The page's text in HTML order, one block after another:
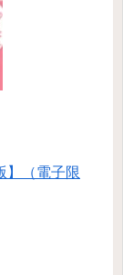
】（電子限